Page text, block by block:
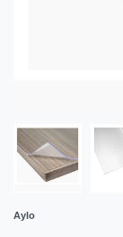
Aylo